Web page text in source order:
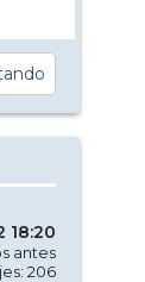
18:20
antes
206